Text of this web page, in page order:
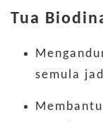
Tua
semula